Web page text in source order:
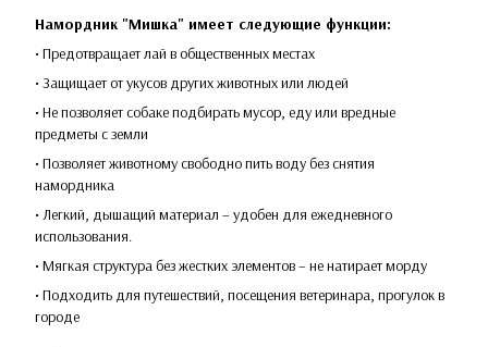
Намордник "Мишка" имеет следующие функции:
• Предотвращает лай в общественных местах
• Защищает от укусов других животных или людей
• Не позволяет собаке подбирать мусор, еду или вредные
предметы с земли
• Позволяет животному свободно пить воду без снятия
намордника
• Легкий, дышащий материал – удобен для ежедневного
использования.
• Мягкая структура без жестких элементов – не натирает морду
• Подходить для путешествий, посещения ветеринара, прогулок в
городе